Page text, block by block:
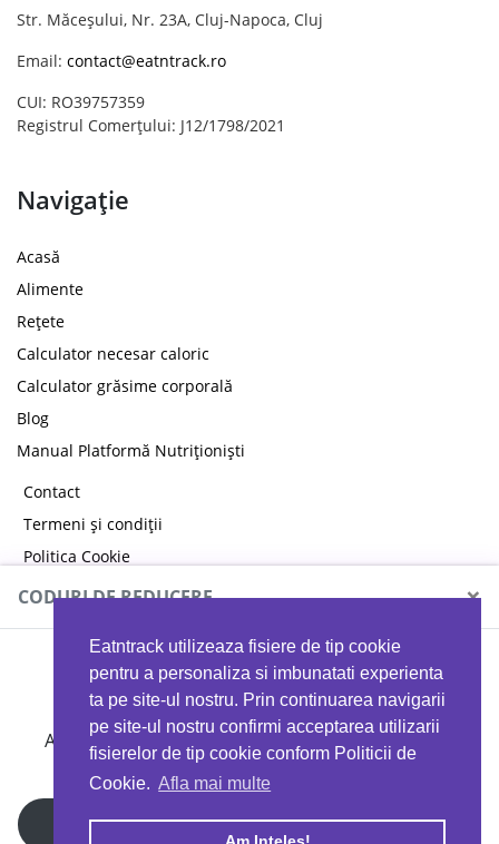
Eatntrack utilizeaza fisiere de tip cookie
pentru a personaliza si imbunatati experienta
ta pe site-ul nostru. Prin continuarea navigarii
pe site-ul nostru confirmi acceptarea utilizarii
fisierelor de tip cookie conform Politicii de
Cookie. Afla mai multe
Str. Măceșului, Nr. 23A, Cluj-Napoca, Cluj
Email: contact@eatntrack.ro
CUI: RO39757359
Registrul Comerțului: J12/1798/2021
Navigație
Acasă
Alimente
Rețete
Calculator necesar caloric
Calculator grăsime corporală
Blog
Manual Platformă Nutriționiști
Contact
Termeni și condiții
Politica Cookie
Politica de confidențialitate
CODURI DE REDUCERE ×
MYPROTEIN
Ai 40%reducere la orice comandă folosind codul
EATTRACK
Profită acum